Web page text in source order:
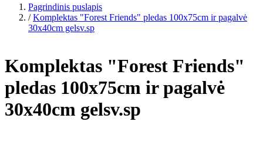
Pagrindinis puslapis
/ Komplektas "Forest Friends" pledas 100x75cm ir pagalvė
30x40cm gelsv.sp
Komplektas "Forest Friends"
pledas 100x75cm ir pagalvė
30x40cm gelsv.sp